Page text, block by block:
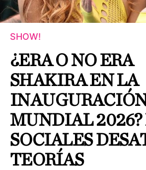
SHOW!
¿ERA O NO ERA
SHAKIRA EN LA
MUNDIAL 2026?
SOCIALES
TEORÍAS